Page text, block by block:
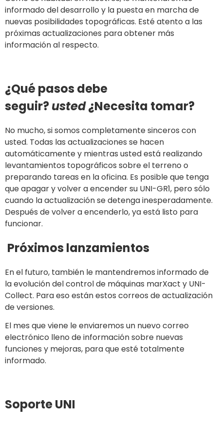
informado del desarrollo y la puesta en marcha de
nuevas posibilidades topográficas. Esté atento a las
próximas actualizaciones para obtener más
información al respecto.
¿Qué pasos debe
seguir?usted¿Necesita tomar?
No mucho, si somos completamente sinceros con
usted. Todas las actualizaciones se hacen
automáticamente y mientras usted está realizando
levantamientos topográficos sobre el terreno o
preparando tareas en la oficina. Es posible que tenga
que apagar y volver a encender su UNI-GR1, pero sólo
cuando la actualización se detenga inesperadamente.
Después de volver a encenderlo, ya está listo para
funcionar.
Próximos lanzamientos
En el futuro, también le mantendremos informado de
la evolución del control de máquinas marXact y UNI-
Collect. Para eso están estos correos de actualización
de versiones.
El mes que viene le enviaremos un nuevo correo
electrónico lleno de información sobre nuevas
funciones y mejoras, para que esté totalmente
informado.
Soporte UNI